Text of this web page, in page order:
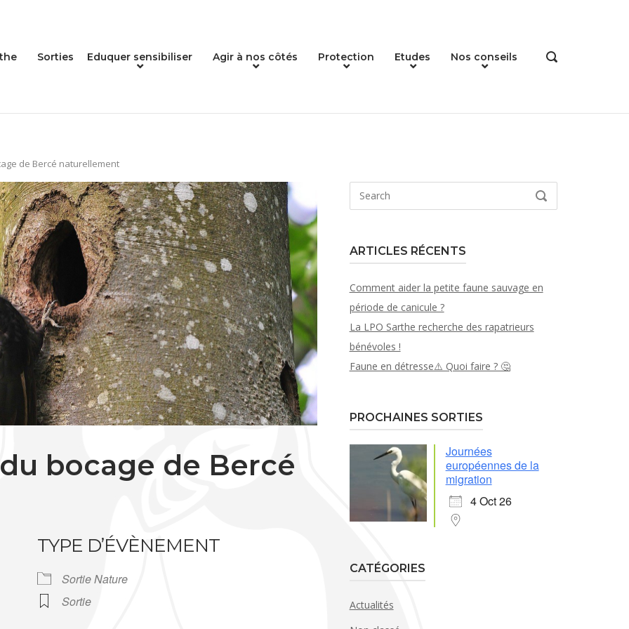
Sorties Eduquer sensibiliser Agir à nos côtés Protection Etudes Nos conseils
OPEN
de Bercé naturellement
bocage de Bercé
TYPE D’ÉVÈNEMENT
Sortie Nature
Sortie
SEARCH
ARTICLES RÉCENTS
Comment aider la petite faune sauvage en
période de canicule ?
La LPO Sarthe recherche des rapatrieurs
bénévoles !
Faune en détresse⚠️ Quoi faire ? 🤔
PROCHAINES SORTIES
Journées
européennes de la
migration
4 Oct 26
CATÉGORIES
Actualités